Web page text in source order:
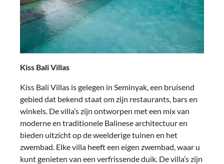
Kiss Bali Villas
Kiss Bali Villas is gelegen in Seminyak, een bruisend
gebied dat bekend staat om zijn restaurants, bars en
winkels. De villa’s zijn ontworpen met een mix van
moderne en traditionele Balinese architectuur en
bieden uitzicht op de weelderige tuinen en het
zwembad. Elke villa heeft een eigen zwembad, waar u
kunt genieten van een verfrissende duik. De villa’s zijn